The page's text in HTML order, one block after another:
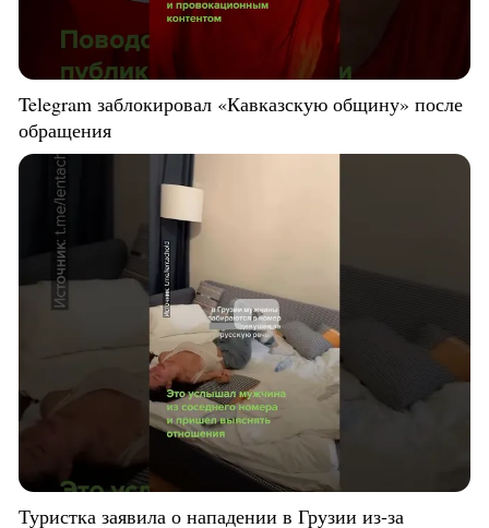
Telegram заблокировал «Кавказскую общину» после
обращения
Туристка заявила о нападении в Грузии из-за